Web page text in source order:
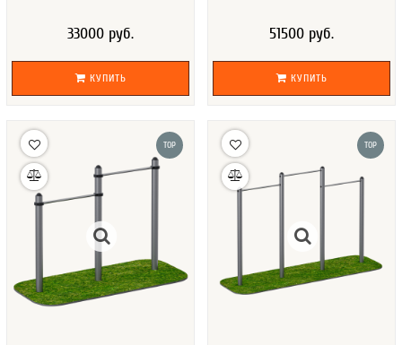
33000 руб.
КУПИТЬ
51500 руб.
КУПИТЬ
TOP TOP